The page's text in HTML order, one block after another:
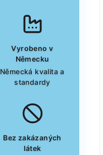
Vyrobeno v
Německu
Německá kvalita a
standardy
Bez zakázaných
látek